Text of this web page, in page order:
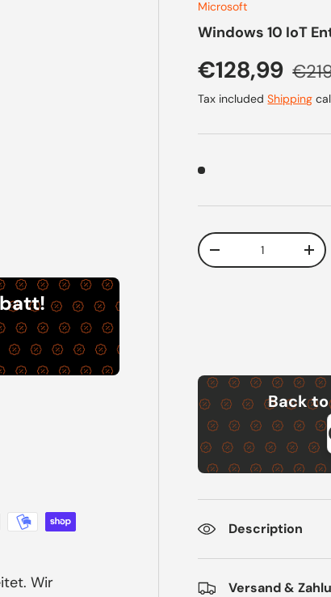
Microsoft
Windows 10 IoT
Sale price
€128,99
Tax includedShipping
Qty
Decrease quantity
Back
Description
Versand &
Wir